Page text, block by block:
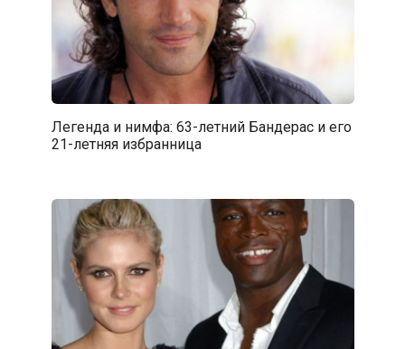
Легенда и нимфа: 63-летний Бандерас и его
21-летняя избранница